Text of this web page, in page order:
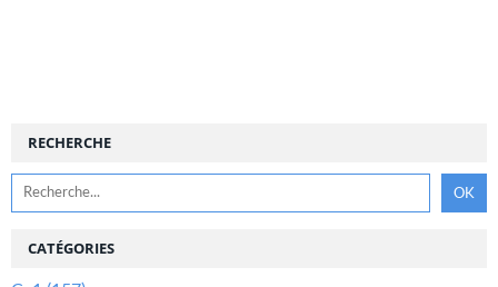
RECHERCHE
CATÉGORIES